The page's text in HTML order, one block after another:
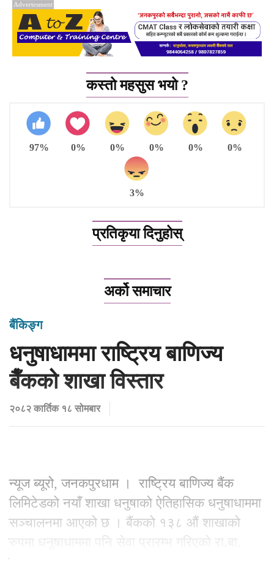
Advertesment
कस्तो महसुस भयो ?
97% 0% 0% 0% 0% 0%
3%
प्रतिकृया दिनुहोस्
अर्को समाचार
बैंकिङ्ग
धनुषाधाममा राष्ट्रिय बाणिज्य
बैँकको शाखा विस्तार
२०८२ कार्तिक १८ सोमबार
न्यूज ब्यूरो, जनकपुरधाम । राष्ट्रिय बाणिज्य बैंक
लिमिटेडको नयाँ शाखा धनुषाको ऐतिहासिक धनुषाधाममा
सञ्चालनमा आएको छ । बैंकको १३८ औं शाखाको
रुपमा धनुषाधाममा पनि सेवा प्रारम्भ गरिएको रा.बा.